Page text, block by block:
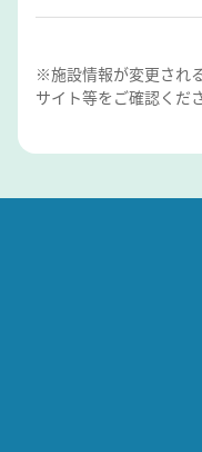
※施設情報が変更され
サイト等をご確認くだ